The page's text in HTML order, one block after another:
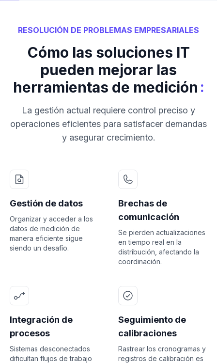
RESOLUCIÓN DE PROBLEMAS EMPRESARIALES
Cómo las soluciones IT
pueden mejorar las
herramientas de medición :
La gestión actual requiere control preciso y
operaciones eficientes para satisfacer demandas
y asegurar crecimiento.
Gestión de datos
Organizar y acceder a los
datos de medición de
manera eficiente sigue
siendo un desafío.
Brechas de
comunicación
Se pierden actualizaciones
en tiempo real en la
distribución, afectando la
coordinación.
Integración de
procesos
Sistemas desconectados
dificultan flujos de trabajo
Seguimiento de
calibraciones
Rastrear los cronogramas y
registros de calibración es